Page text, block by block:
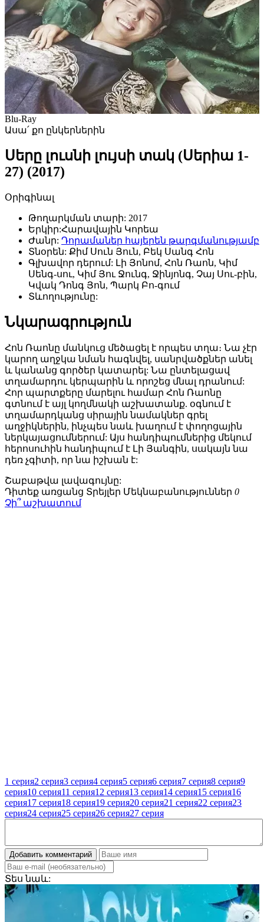
Blu-Ray
Ասա՛ քո ընկերներին
Սերը լուսնի լույսի տակ (Սերիա 1-
27) (2017)
Օրիգինալ
Թողարկման տարի: 2017
Երկիր:Հարավային Կորեա
Ժանր: Դորամաներ հայերեն թարգմանությամբ
Տնօրեն: Քիմ Սուն Յուն, Բեկ Սանգ Հոն
Գլխավոր դերում: Լի Յոնոմ, Հոն Ռաոն, Կիմ
Սենգ-սու, Կիմ Յու Ջունգ, Ջինյոնգ, Չայ Սու-բին,
Կվակ Դոնգ Յոն, Պարկ Բո-գում
Տևողությունը:
Նկարագրություն
Հոն Ռաոնը մանկուց մեծացել է որպես տղա։ Նա չէր
կարող աղջկա նման հագնվել, սանրվածքներ անել
և կանանց գործեր կատարել: Նա ընտելացավ
տղամարդու կերպարին և որոշեց մնալ դրանում:
Հոր պարտքերը մարելու համար Հոն Ռաոնը
գտնում է այլ կողմնակի աշխատանք. օգնում է
տղամարդկանց սիրային նամակներ գրել
աղջիկներին, ինչպես նաև խաղում է փողոցային
ներկայացումներում: Այս հանդիպումներից մեկում
հերոսուհին հանդիպում է Լի Յանգին, սակայն նա
դեռ չգիտի, որ նա իշխան է:
Շաբաթվա լավագույնը:
Դիտեք առցանց Տրեյլեր Մեկնաբանություններ 0
Չի՞ աշխատում
1 серия2 серия3 серия4 серия5 серия6 серия7 серия8 серия9
серия10 серия11 серия12 серия13 серия14 серия15 серия16
серия17 серия18 серия19 серия20 серия21 серия22 серия23
серия24 серия25 серия26 серия27 серия
Добавить комментарий
Տեսնաև: